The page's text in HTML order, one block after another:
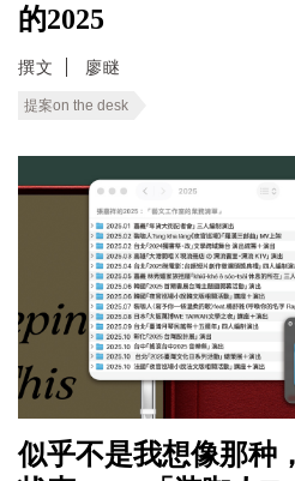
的2025
撰文 廖瞇
提案on the desk
似乎不是我想像那种